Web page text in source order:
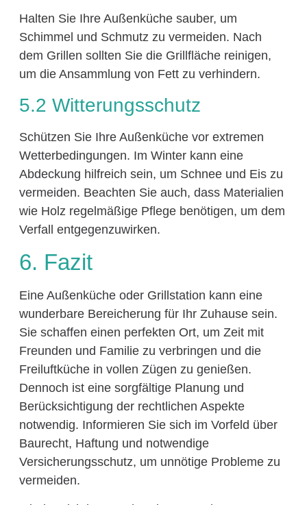
Halten Sie Ihre Außenküche sauber, um
Schimmel und Schmutz zu vermeiden. Nach
dem Grillen sollten Sie die Grillfläche reinigen,
um die Ansammlung von Fett zu verhindern.
5.2 Witterungsschutz
Schützen Sie Ihre Außenküche vor extremen
Wetterbedingungen. Im Winter kann eine
Abdeckung hilfreich sein, um Schnee und Eis zu
vermeiden. Beachten Sie auch, dass Materialien
wie Holz regelmäßige Pflege benötigen, um dem
Verfall entgegenzuwirken.
6. Fazit
Eine Außenküche oder Grillstation kann eine
wunderbare Bereicherung für Ihr Zuhause sein.
Sie schaffen einen perfekten Ort, um Zeit mit
Freunden und Familie zu verbringen und die
Freiluftküche in vollen Zügen zu genießen.
Dennoch ist eine sorgfältige Planung und
Berücksichtigung der rechtlichen Aspekte
notwendig. Informieren Sie sich im Vorfeld über
Baurecht, Haftung und notwendige
Versicherungsschutz, um unnötige Probleme zu
vermeiden.